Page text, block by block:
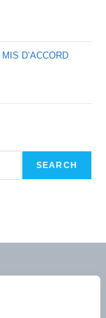
D’ACCORD
SEARCH